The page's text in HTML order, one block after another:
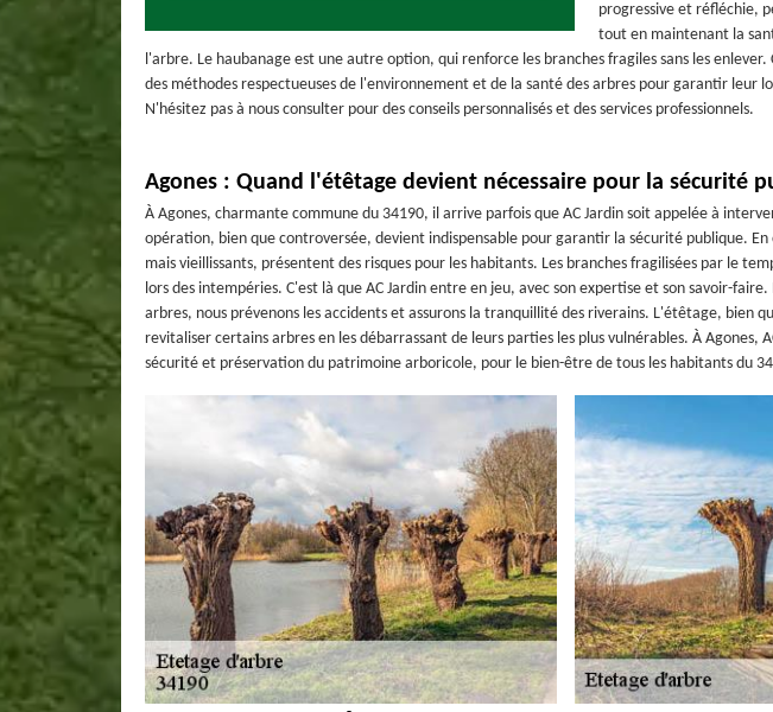
progressive et réfléchie,
tout en maintenant la
l'arbre. Le haubanage est une autre option, qui renforce les branches fragiles sans les enlever.
des méthodes respectueuses de l'environnement et de la santé des arbres pour garantir leur
N'hésitez pas à nous consulter pour des conseils personnalisés et des services professionnels.
Agones : Quand l'étêtage devient nécessaire pour la sécurité
À Agones, charmante commune du 34190, il arrive parfois que AC Jardin soit appelée à
opération, bien que controversée, devient indispensable pour garantir la sécurité publique.
mais vieillissants, présentent des risques pour les habitants. Les branches fragilisées par le
lors des intempéries. C'est là que AC Jardin entre en jeu, avec son expertise et son savoir-
arbres, nous prévenons les accidents et assurons la tranquillité des riverains. L'étêtage, bien
revitaliser certains arbres en les débarrassant de leurs parties les plus vulnérables. À Agones,
sécurité et préservation du patrimoine arboricole, pour le bien-être de tous les habitants du